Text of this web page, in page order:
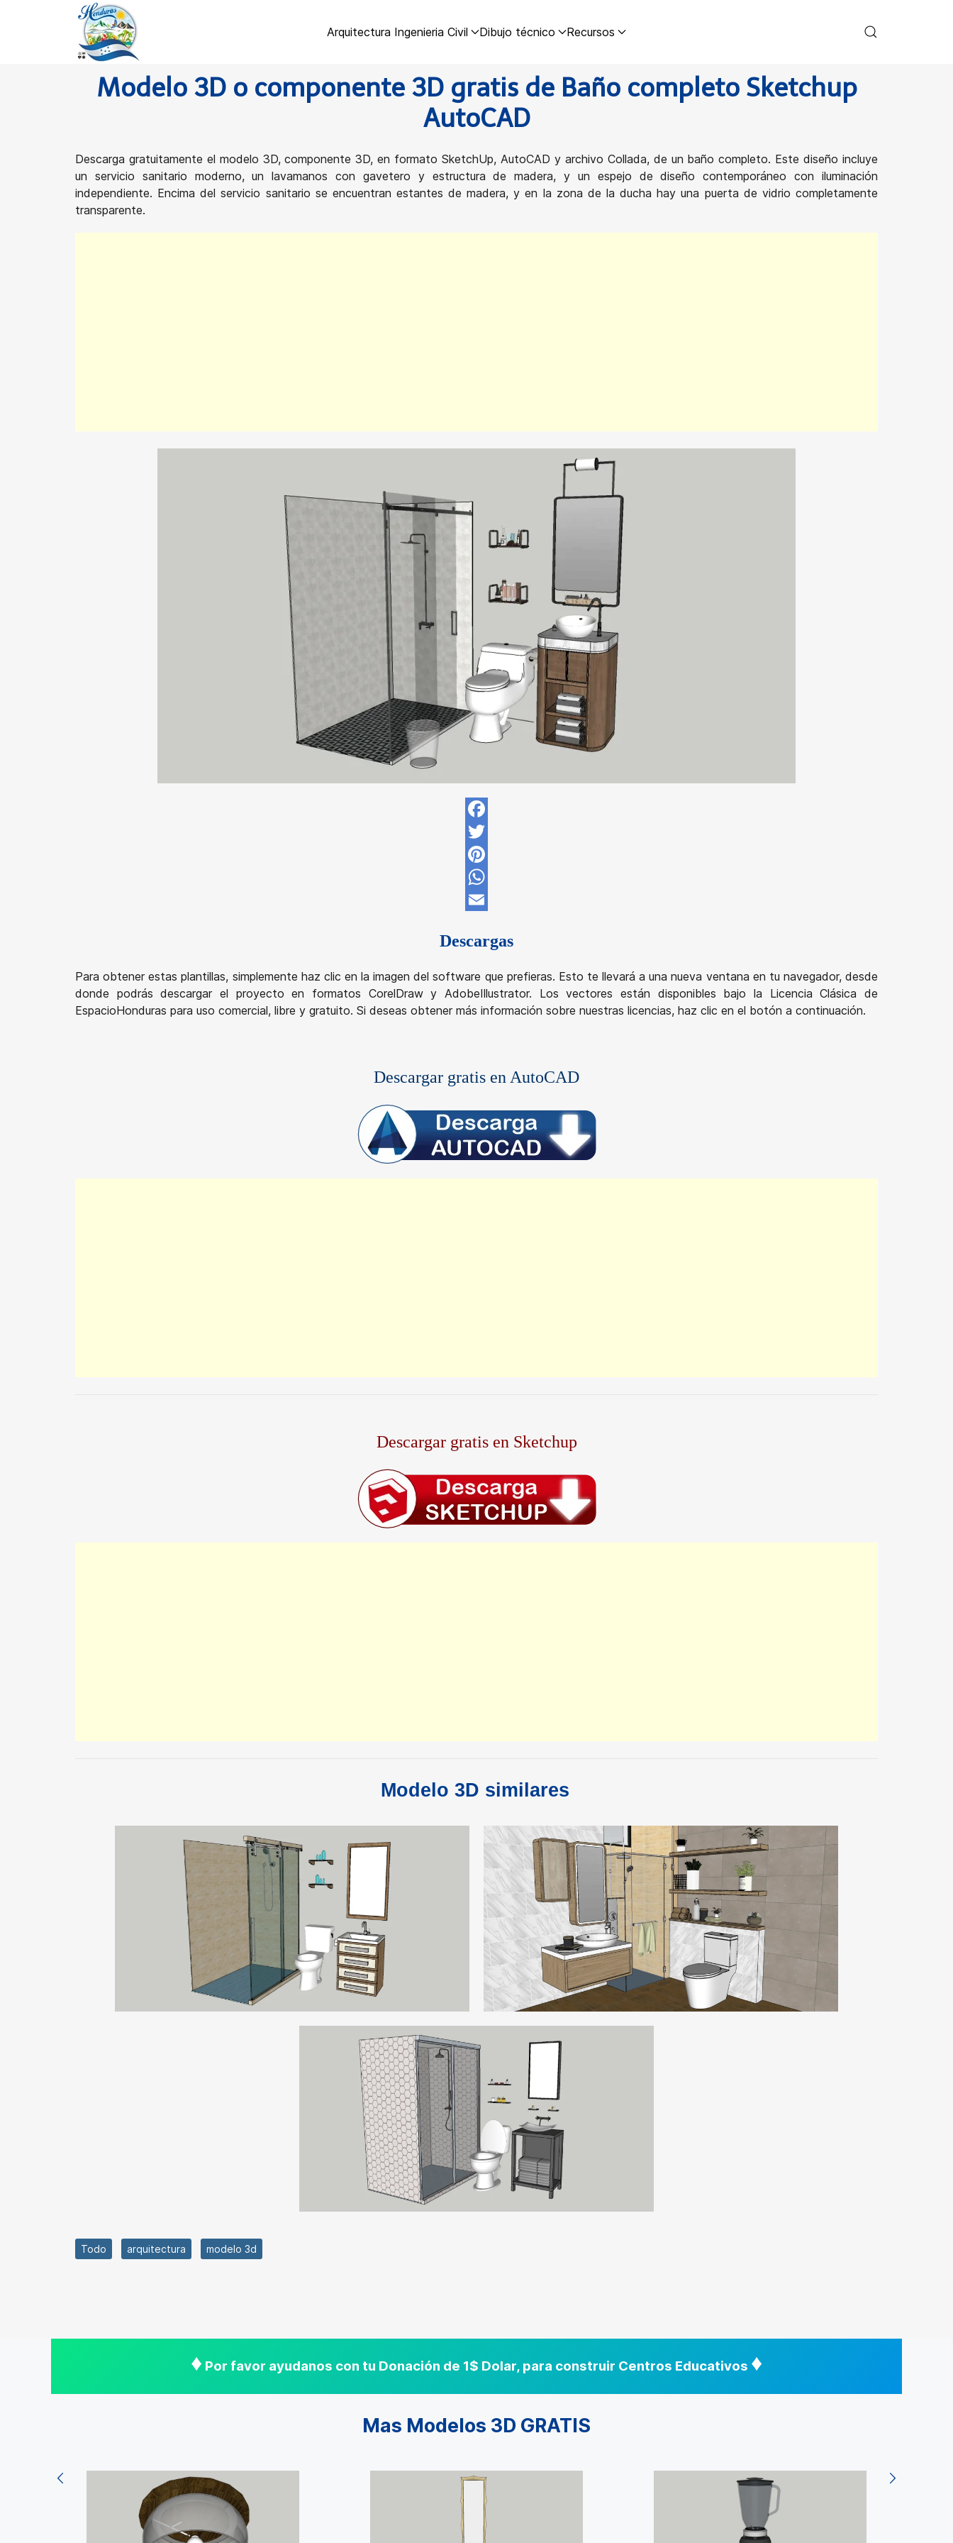
Arquitectura Ingenieria Civil Dibujo técnico Recursos
Modelo 3D o componente 3D gratis de Baño completo Sketchup
AutoCAD
Descarga gratuitamente el modelo 3D, componente 3D, en formato SketchUp, AutoCAD y archivo Collada, de un baño completo. Este diseño incluye
un servicio sanitario moderno, un lavamanos con gavetero y estructura de madera, y un espejo de diseño contemporáneo con iluminación
independiente. Encima del servicio sanitario se encuentran estantes de madera, y en la zona de la ducha hay una puerta de vidrio completamente
transparente.
Facebook
Twitter
Pinterest
WhatsApp
Descargas
Para obtener estas plantillas, simplemente haz clic en la imagen del software que prefieras. Esto te llevará a una nueva ventana en tu navegador, desde
donde podrás descargar el proyecto en formatos CorelDraw y AdobeIllustrator. Los vectores están disponibles bajo la Licencia Clásica de
EspacioHonduras para uso comercial, libre y gratuito. Si deseas obtener más información sobre nuestras licencias, haz clic en el botón a continuación.
Descargar gratis en AutoCAD
Descargar gratis en Sketchup
Modelo 3D similares
Todo arquitectura modelo 3d
♦ Por favor ayudanos con tu Donación de 1$ Dolar, para construir Centros Educativos ♦
Mas Modelos 3D GRATIS